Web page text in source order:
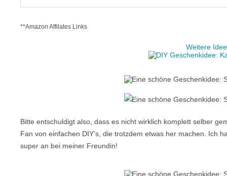
**Amazon Affilates Links
Weitere
Bitte entschuldigt also, dass es nicht wirklich komplett selber
Fan von einfachen DIY’s, die trotzdem etwas her machen. Ich
super an bei meiner Freundin!